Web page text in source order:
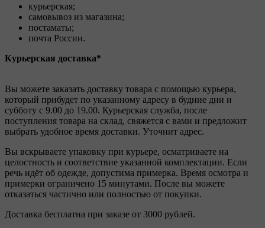
курьерская;
самовывоз из магазина;
постаматы;
почта России.
Курьерская доставка*
Вы можете заказать доставку товара с помощью курьера,
который прибудет по указанному адресу в будние дни и
субботу с 9.00 до 19.00. Курьерская служба, после
поступления товара на склад, свяжется с вами и предложит
выбрать удобное время доставки. Уточнит адрес.
Вы вскрываете упаковку при курьере, осматриваете на
целостность и соответствие указанной комплектации. Если
речь идёт об одежде, допустима примерка. Время осмотра и
примерки ограничено 15 минутами. После вы можете
отказаться частично или полностью от покупки.
Доставка бесплатна при заказе от 3000 рублей.